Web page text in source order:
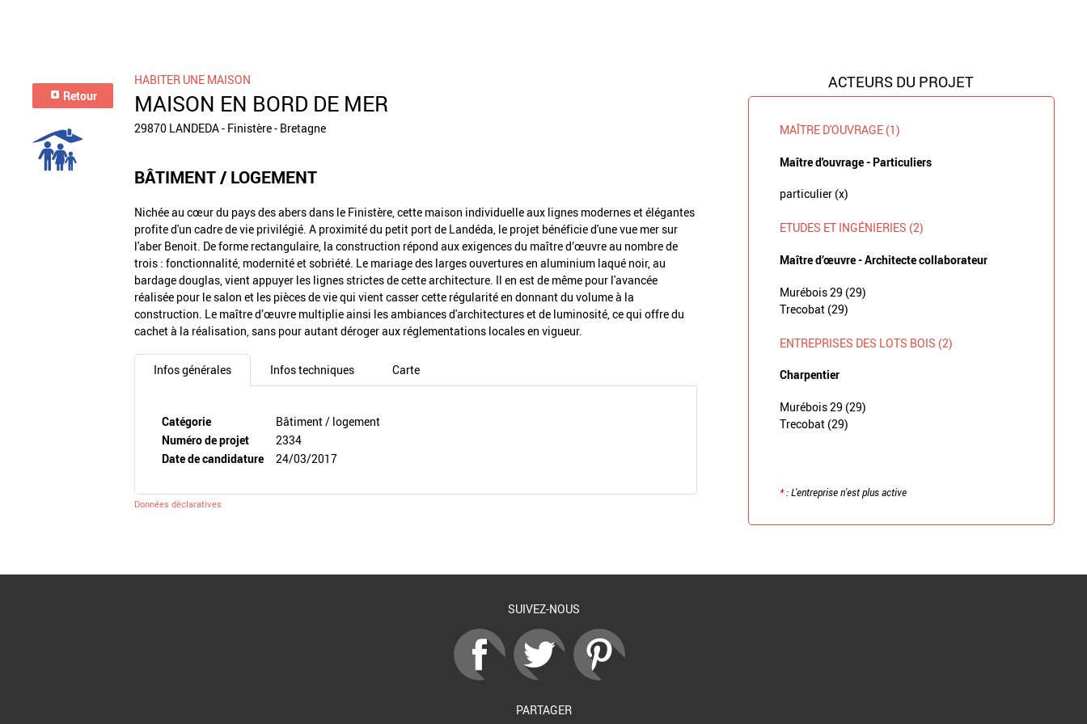
Retour
HABITER UNE MAISON
MAISON EN BORD DE MER
29870 LANDEDA - Finistère - Bretagne
BÂTIMENT / LOGEMENT
Nichée au cœur du pays des abers dans le Finistère, cette maison individuelle aux lignes modernes et élégantes
profite d'un cadre de vie privilégié. A proximité du petit port de Landéda, le projet bénéficie d'une vue mer sur
l'aber Benoit. De forme rectangulaire, la construction répond aux exigences du maître d’œuvre au nombre de
trois : fonctionnalité, modernité et sobriété. Le mariage des larges ouvertures en aluminium laqué noir, au
bardage douglas, vient appuyer les lignes strictes de cette architecture. Il en est de même pour l'avancée
réalisée pour le salon et les pièces de vie qui vient casser cette régularité en donnant du volume à la
construction. Le maître d’œuvre multiplie ainsi les ambiances d'architectures et de luminosité, ce qui offre du
cachet à la réalisation, sans pour autant déroger aux réglementations locales en vigueur.
Infos générales Infos techniques Carte
Catégorie
Bâtiment / logement
Numéro de projet
2334
Date de candidature
24/03/2017
Données déclaratives
ACTEURS DU PROJET
MAÎTRE D'OUVRAGE (1)
Maître d'ouvrage - Particuliers
particulier (x)
ETUDES ET INGÉNIERIES (2)
Maître d’œuvre - Architecte collaborateur
Murébois 29 (29)
Trecobat (29)
ENTREPRISES DES LOTS BOIS (2)
Charpentier
Murébois 29 (29)
Trecobat (29)
*: L'entreprise n'est plus active
SUIVEZ-NOUS
PARTAGER